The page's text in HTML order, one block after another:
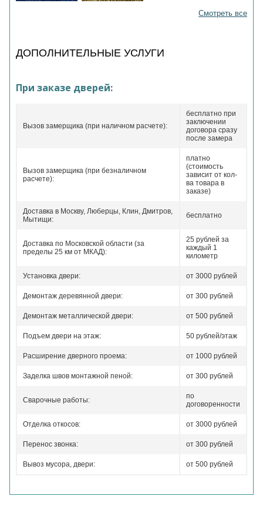
Смотреть все
ДОПОЛНИТЕЛЬНЫЕ УСЛУГИ
При заказе дверей:
Вызов замерщика (при наличном расчете):
бесплатно при
заключении
договора сразу
после замера
Вызов замерщика (при безналичном
расчете):
платно
(стоимость
зависит от кол-
ва товара в
заказе)
Доставка в Москву, Люберцы, Клин, Дмитров,
Мытищи:
бесплатно
Доставка по Московской области (за
пределы 25 км от МКАД):
25 рублей за
каждый 1
километр
Установка двери: от 3000 рублей
Демонтаж деревянной двери: от 300 рублей
Демонтаж металлической двери: от 500 рублей
Подъем двери на этаж: 50 рублей/этаж
Расширение дверного проема: от 1000 рублей
Заделка швов монтажной пеной: от 300 рублей
Сварочные работы:
по
договоренности
Отделка откосов: от 3000 рублей
Перенос звонка: от 300 рублей
Вывоз мусора, двери: от 500 рублей